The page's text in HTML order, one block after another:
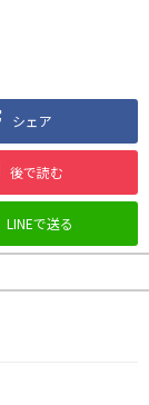
シェア
後で読む
LINEで送る